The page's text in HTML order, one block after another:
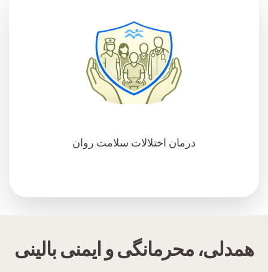
درمان اختلالات سلامت روان
همدلی، محرمانگی و ایمنی بالینی